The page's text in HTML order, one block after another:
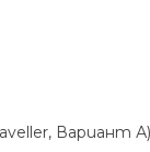
Вариант